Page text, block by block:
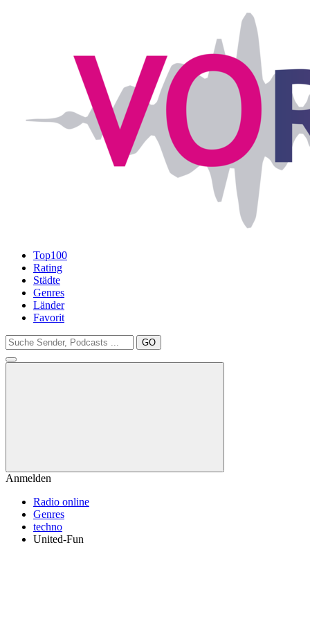
Top100
Rating
Städte
Genres
Länder
Favorit
GO
Anmelden
Radio online
Genres
techno
United-Fun